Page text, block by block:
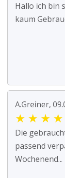
Hallo ich bin
kaum
A.Greiner,
★ ★ ★ ★
Die
passend
Wochenend...